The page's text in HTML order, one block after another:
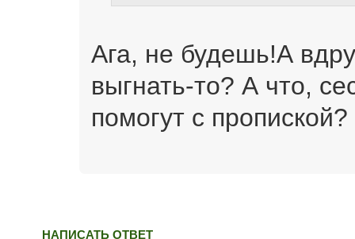
Ага, не будешь!А
выгнать-то? А что,
помогут с пропиской?
НАПИСАТЬ ОТВЕТ